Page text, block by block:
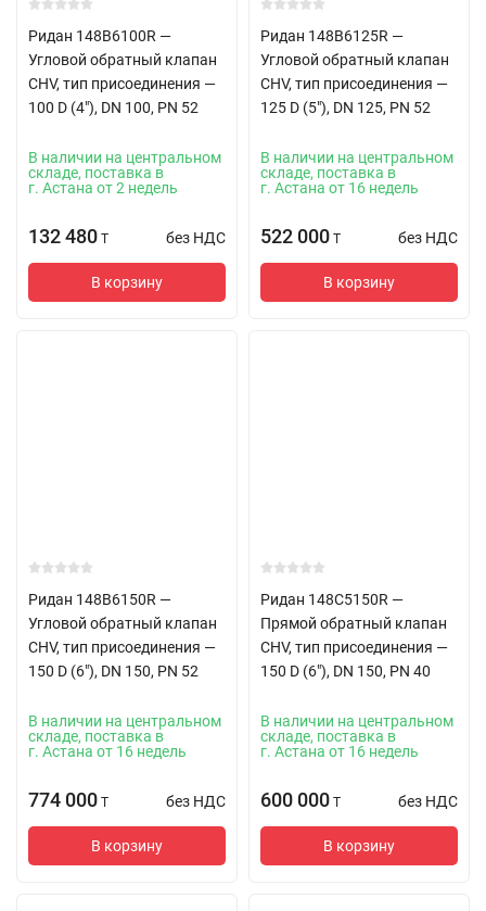
Ридан 148B6100R —
Угловой обратный клапан
CHV, тип присоединения —
100 D (4"), DN 100, PN 52
В наличии на центральном
складе, поставка в
г. Астана от 2 недель
132 480 T без НДС
В корзину
Ридан 148B6125R —
Угловой обратный клапан
CHV, тип присоединения —
125 D (5"), DN 125, PN 52
В наличии на центральном
складе, поставка в
г. Астана от 16 недель
522 000 T без НДС
В корзину
Ридан 148B6150R —
Угловой обратный клапан
CHV, тип присоединения —
150 D (6"), DN 150, PN 52
В наличии на центральном
складе, поставка в
г. Астана от 16 недель
774 000 T без НДС
В корзину
Ридан 148C5150R —
Прямой обратный клапан
CHV, тип присоединения —
150 D (6"), DN 150, PN 40
В наличии на центральном
складе, поставка в
г. Астана от 16 недель
600 000 T без НДС
В корзину